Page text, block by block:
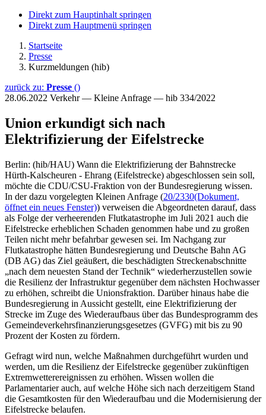
Direkt zum Hauptinhalt springen
Direkt zum Hauptmenü springen
Startseite
Presse
Kurzmeldungen (hib)
zurück zu: Presse ()
28.06.2022 Verkehr — Kleine Anfrage — hib 334/2022
Union erkundigt sich nach
Elektrifizierung der Eifelstrecke
Berlin: (hib/HAU) Wann die Elektrifizierung der Bahnstrecke
Hürth-Kalscheuren - Ehrang (Eifelstrecke) abgeschlossen sein soll,
möchte die CDU/CSU-Fraktion von der Bundesregierung wissen.
In der dazu vorgelegten Kleinen Anfrage (20/2330(Dokument,
öffnet ein neues Fenster)) verweisen die Abgeordneten darauf, dass
als Folge der verheerenden Flutkatastrophe im Juli 2021 auch die
Eifelstrecke erheblichen Schaden genommen habe und zu großen
Teilen nicht mehr befahrbar gewesen sei. Im Nachgang zur
Flutkatastrophe hätten Bundesregierung und Deutsche Bahn AG
(DB AG) das Ziel geäußert, die beschädigten Streckenabschnitte
„nach dem neuesten Stand der Technik“ wiederherzustellen sowie
die Resilienz der Infrastruktur gegenüber dem nächsten Hochwasser
zu erhöhen, schreibt die Unionsfraktion. Darüber hinaus habe die
Bundesregierung in Aussicht gestellt, eine Elektrifizierung der
Strecke im Zuge des Wiederaufbaus über das Bundesprogramm des
Gemeindeverkehrsfinanzierungsgesetzes (GVFG) mit bis zu 90
Prozent der Kosten zu fördern.
Gefragt wird nun, welche Maßnahmen durchgeführt wurden und
werden, um die Resilienz der Eifelstrecke gegenüber zukünftigen
Extremwetterereignissen zu erhöhen. Wissen wollen die
Parlamentarier auch, auf welche Höhe sich nach derzeitigem Stand
die Gesamtkosten für den Wiederaufbau und die Modernisierung der
Eifelstrecke belaufen.